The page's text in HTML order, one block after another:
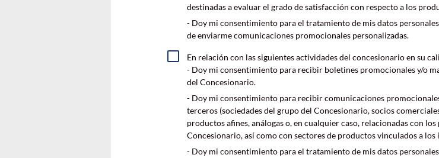
destinadas a evaluar el grado de satisfacción con respecto a los
- Doy mi consentimiento para el tratamiento de mis datos
de enviarme comunicaciones promocionales personalizadas.
En relación con las siguientes actividades del concesionario en su
- Doy mi consentimiento para recibir boletines promocionales y/o
del Concesionario.
- Doy mi consentimiento para recibir comunicaciones
terceros (sociedades del grupo del Concesionario, socios
productos afines, análogas o, en cualquier caso, relacionadas con
Concesionario, así como con sectores de productos vinculados a los
- Doy mi consentimiento para el tratamiento de mis datos